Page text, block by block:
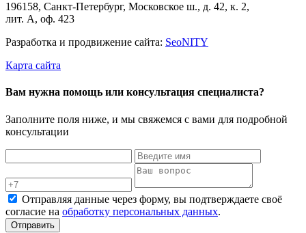
196158, Санкт-Петербург, Московское ш., д. 42, к. 2,
лит. А, оф. 423
Разработка и продвижение сайта: SeoNITY
Карта сайта
Вам нужна помощь или консультация специалиста?
Заполните поля ниже, и мы свяжемся с вами для подробной
консультации
Отправляя данные через форму, вы подтверждаете своё
согласие на обработку персональных данных.
Отправить